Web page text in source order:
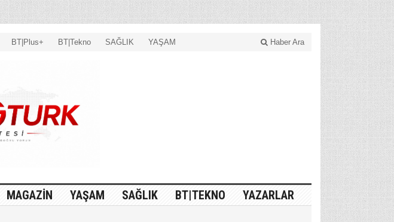
BT|Plus+ BT|Tekno SAĞLIK YAŞAM Haber Ara
MAGAZİN YAŞAM SAĞLIK BT|TEKNO YAZARLAR